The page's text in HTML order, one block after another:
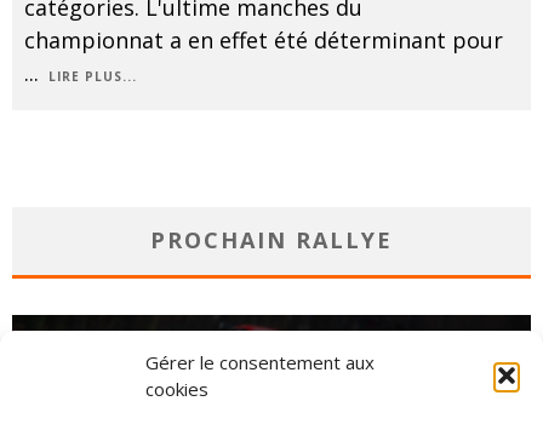
Gérer le consentement aux
cookies
catégories. L'ultime manches du
championnat a en effet été déterminant pour
...
LIRE PLUS...
PROCHAIN RALLYE